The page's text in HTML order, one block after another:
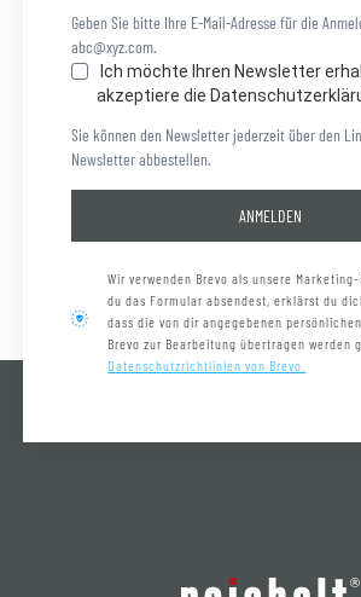
Geben Sie bitte Ihre E-Mail-Adresse für die
abc@xyz.com.
Ich möchte Ihren Newsletter
akzeptiere die
Sie können den Newsletter jederzeit über den
Newsletter abbestellen.
ANMELDEN
Wir verwenden Brevo als unsere
du das Formular absendest, erklärst du
dass die von dir angegebenen
Brevo zur Bearbeitung übertragen werden
Datenschutzrichtlinien von Brevo.